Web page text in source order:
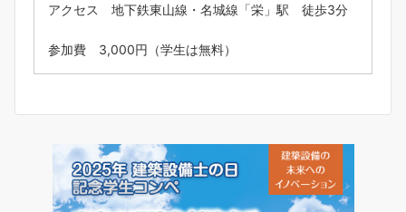
アクセス 地下鉄東山線・名城線「栄」駅 徒歩3分
参加費 3,000円（学生は無料）